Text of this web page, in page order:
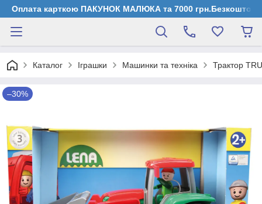
Оплата карткою ПАКУНОК МАЛЮКА та 7000 грн.Безкоштовна
Каталог Іграшки Машинки та техніка Трактор
–30%